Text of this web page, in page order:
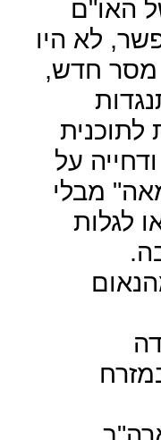
האו"ם
לא היו
מסר חדש,
לתוכנית
על
מבלי
לגלות